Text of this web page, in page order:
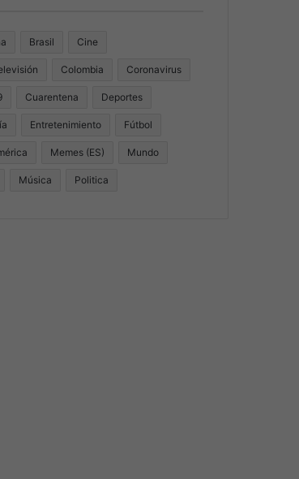
Brasil Cine
Colombia Coronavirus
Cuarentena Deportes
Entretenimiento Fútbol
Memes (ES) Mundo
Música Politica